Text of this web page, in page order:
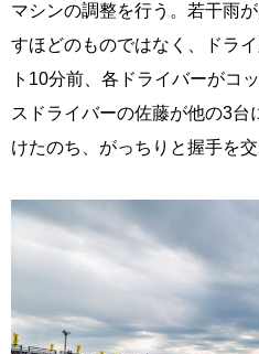
マシンの調整を行う。若干雨
すほどのものではなく、ドラ
ト10分前、各ドライバーがコ
スドライバーの佐藤が他の3
けたのち、がっちりと握手を交